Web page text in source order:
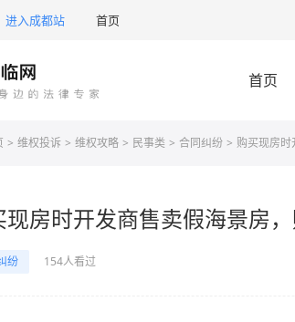
进入成都站 首页
首页
> 维权投诉 > 维权攻略 > 民事类 > 合同纠纷 > 购买现房
现房时开发商售卖假海景房
纷 154人看过